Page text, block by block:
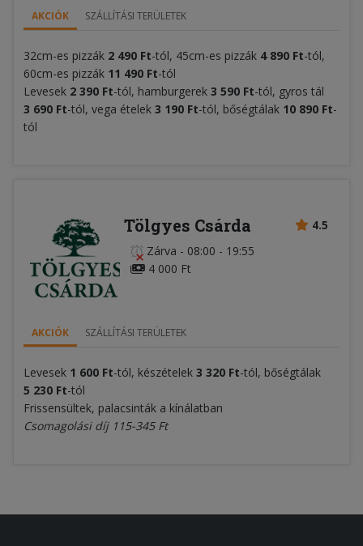
AKCIÓK SZÁLLÍTÁSI TERÜLETEK
32cm-es pizzák 2 490 Ft-tól, 45cm-es pizzák 4 890 Ft-tól,
60cm-es pizzák 11 490 Ft-tól
Levesek 2 390 Ft-tól, hamburgerek 3 590 Ft-tól, gyros tál
3 690 Ft-tól, vega ételek 3 190 Ft-tól, bőségtálak 10 890 Ft-
tól
4.5
Tölgyes Csárda
Zárva - 08:00 - 19:55
4 000 Ft
AKCIÓK SZÁLLÍTÁSI TERÜLETEK
Levesek 1 600 Ft-tól, készételek 3 320 Ft-tól, bőségtálak
5 230 Ft-tól
Frissensültek, palacsinták a kínálatban
Csomagolási díj 115-345 Ft